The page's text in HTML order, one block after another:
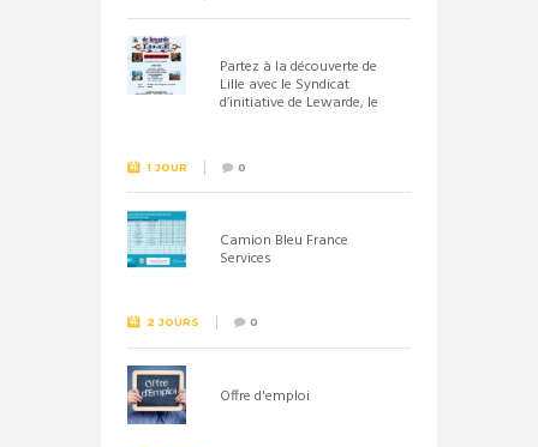
Partez à la découverte de
Lille avec le Syndicat
d’initiative de Lewarde, le
1 JOUR 0
Camion Bleu France
Services
2 JOURS 0
Offre d'emploi